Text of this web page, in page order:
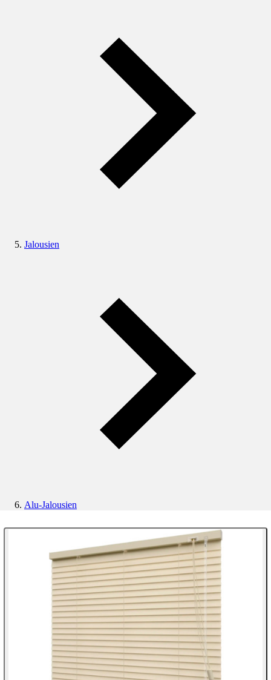
Jalousien
Alu-Jalousien